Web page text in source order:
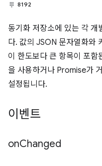
8192
동기화 저장소에 있는 각 개
다. 값의 JSON 문자열화와
이 한도보다 큰 항목이 포함
을 사용하거나 Promise가
설정됩니다.
이벤트
onChanged